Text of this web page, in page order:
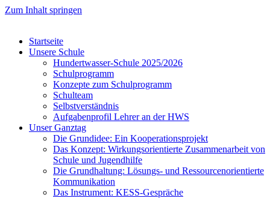
Zum Inhalt springen
Startseite
Unsere Schule
Hundertwasser-Schule 2025/2026
Schulprogramm
Konzepte zum Schulprogramm
Schulteam
Selbst­ver­ständ­nis
Aufgabenprofil Lehrer an der HWS
Unser Ganztag
Die Grundidee: Ein Kooperationsprojekt
Das Konzept: Wirkungsorientierte Zusammenarbeit von
Schule und Jugendhilfe
Die Grundhaltung: Lösungs- und Ressourcenorientierte
Kommunikation
Das Instrument: KESS-Gespräche